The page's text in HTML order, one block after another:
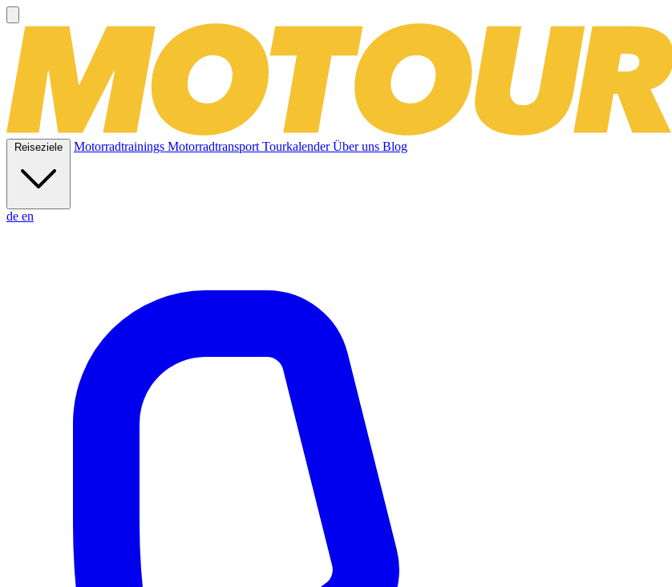
Reiseziele Motorradtrainings Motorradtransport TourkalenderÜber uns Blog
de en